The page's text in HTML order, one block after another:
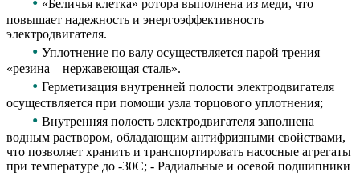
«Беличья клетка» ротора выполнена из меди, что
повышает надежность и энергоэффективность
электродвигателя.
• Уплотнение по валу осуществляется парой трения
«резина – нержавеющая сталь».
• Герметизация внутренней полости электродвигателя
осуществляется при помощи узла торцового уплотнения;
• Внутренняя полость электродвигателя заполнена
водным раствором, обладающим антифризными свойствами,
что позволяет хранить и транспортировать насосные агрегаты
при температуре до -30С; - Радиальные и осевой подшипники